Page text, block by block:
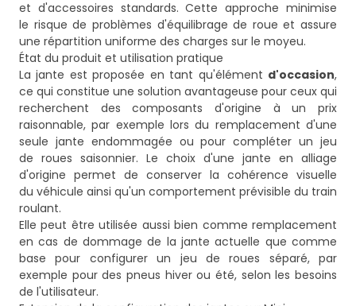
et d'accessoires standards. Cette approche minimise
le risque de problèmes d'équilibrage de roue et assure
une répartition uniforme des charges sur le moyeu.
État du produit et utilisation pratique
La jante est proposée en tant qu'élément d'occasion,
ce qui constitue une solution avantageuse pour ceux qui
recherchent des composants d'origine à un prix
raisonnable, par exemple lors du remplacement d'une
seule jante endommagée ou pour compléter un jeu
de roues saisonnier. Le choix d'une jante en alliage
d'origine permet de conserver la cohérence visuelle
du véhicule ainsi qu'un comportement prévisible du train
roulant.
Elle peut être utilisée aussi bien comme remplacement
en cas de dommage de la jante actuelle que comme
base pour configurer un jeu de roues séparé, par
exemple pour des pneus hiver ou été, selon les besoins
de l'utilisateur.